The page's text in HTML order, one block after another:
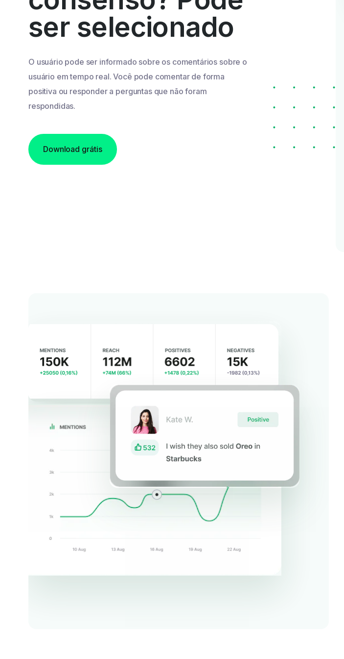
ser selecionado
O usuário pode ser informado sobre os comentários sobre o
usuário em tempo real. Você pode comentar de forma
positiva ou responder a perguntas que não foram
respondidas.
Download grátis